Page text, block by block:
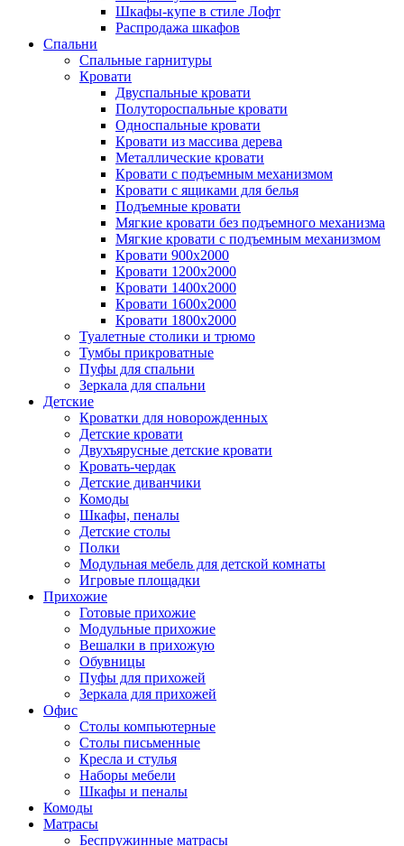
Шкафы-купе в стиле Лофт
Распродажа шкафов
Спальни
Спальные гарнитуры
Кровати
Двуспальные кровати
Полутороспальные кровати
Односпальные кровати
Кровати из массива дерева
Металлические кровати
Кровати с подъемным механизмом
Кровати с ящиками для белья
Подъемные кровати
Мягкие кровати без подъемного механизма
Мягкие кровати с подъемным механизмом
Кровати 900х2000
Кровати 1200х2000
Кровати 1400х2000
Кровати 1600х2000
Кровати 1800х2000
Туалетные столики и трюмо
Тумбы прикроватные
Пуфы для спальни
Зеркала для спальни
Детские
Кроватки для новорожденных
Детские кровати
Двухъярусные детские кровати
Кровать-чердак
Детские диванчики
Комоды
Шкафы, пеналы
Детские столы
Полки
Модульная мебель для детской комнаты
Игровые площадки
Прихожие
Готовые прихожие
Модульные прихожие
Вешалки в прихожую
Обувницы
Пуфы для прихожей
Зеркала для прихожей
Офис
Столы компьютерные
Столы письменные
Кресла и стулья
Наборы мебели
Шкафы и пеналы
Комоды
Матрасы
Беспружинные матрасы